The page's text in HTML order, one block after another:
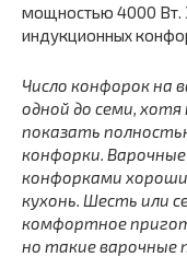
мощностью 4000 Вт.
индукционных
Число конфорок на
одной до семи,
показать
конфорки.
конфорками
кухонь. Шесть или
комфортное
но такие варочные